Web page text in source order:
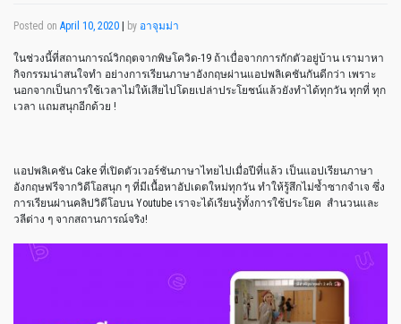
Posted on April 10, 2020 by อาจุมม่า
ในช่วงนี้ที่สถานการณ์วิกฤตจากพิษโควิด-19 ถ้าเบื่อจากการกักตัวอยู่บ้าน เรามาหา
กิจกรรมน่าสนใจทำ อย่างการเรียนภาษาอังกฤษผ่านแอปพลิเคชันกันดีกว่า เพราะ
นอกจากเป็นการใช้เวลาไม่ให้เสียไปโดยเปล่าประโยชน์แล้วยังทำได้ทุกวัน ทุกที่ ทุก
เวลา แถมสนุกอีกด้วย !
แอปพลิเคชัน Cake ที่เปิดตัวเวอร์ชันภาษาไทยไปเมื่อปีที่แล้ว เป็นแอปเรียนภาษา
อังกฤษฟรีจากวิดีโอสนุก ๆ ที่มีเนื้อหาอัปเดตใหม่ทุกวัน ทำให้รู้สึกไม่ซ้ำซากจำเจ ซึ่ง
การเรียนผ่านคลิปวิดีโอบน Youtube เราจะได้เรียนรู้ทั้งการใช้ประโยค สำนวนและ
วลีต่าง ๆ จากสถานการณ์จริง!